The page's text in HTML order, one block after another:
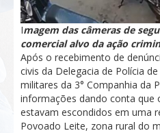
Imagem das câmeras de
comercial alvo da ação
Após o recebimento de
civis da Delegacia de Polícia
militares da 3° Companhia da
informações dando conta que
estavam escondidos em uma
Povoado Leite, zona rural do